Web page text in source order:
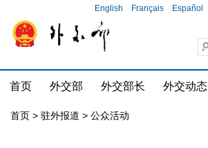
English Français Español
首页 外交部 外交部长 外交动态
首页 > 驻外报道 > 公众活动